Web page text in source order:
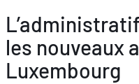
les nouveaux
Luxembourg